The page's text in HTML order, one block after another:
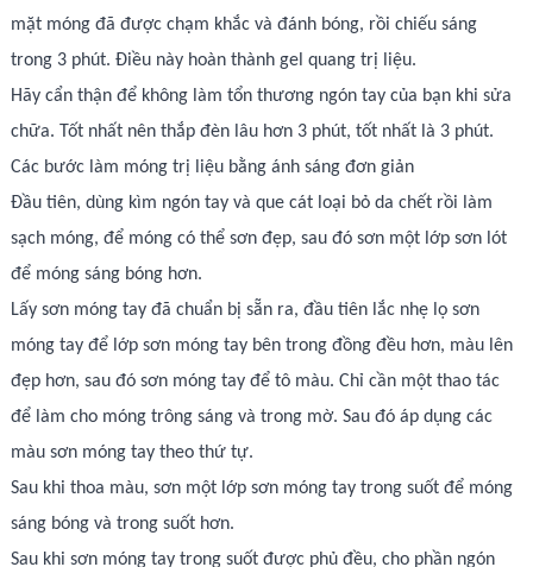
mặt móng đã được chạm khắc và đánh bóng, rồi chiếu sáng
trong 3 phút. Điều này hoàn thành gel quang trị liệu.
Hãy cẩn thận để không làm tổn thương ngón tay của bạn khi sửa
chữa. Tốt nhất nên thắp đèn lâu hơn 3 phút, tốt nhất là 3 phút.
Các bước làm móng trị liệu bằng ánh sáng đơn giản
Đầu tiên, dùng kìm ngón tay và que cát loại bỏ da chết rồi làm
sạch móng, để móng có thể sơn đẹp, sau đó sơn một lớp sơn lót
để móng sáng bóng hơn.
Lấy sơn móng tay đã chuẩn bị sẵn ra, đầu tiên lắc nhẹ lọ sơn
móng tay để lớp sơn móng tay bên trong đồng đều hơn, màu lên
đẹp hơn, sau đó sơn móng tay để tô màu. Chỉ cần một thao tác
để làm cho móng trông sáng và trong mờ. Sau đó áp dụng các
màu sơn móng tay theo thứ tự.
Sau khi thoa màu, sơn một lớp sơn móng tay trong suốt để móng
sáng bóng và trong suốt hơn.
Sau khi sơn móng tay trong suốt được phủ đều, cho phần ngón